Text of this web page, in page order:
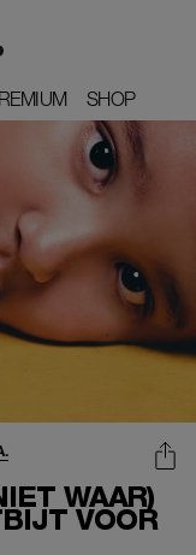
SHOP
SHOP
WAAR)
VOOR